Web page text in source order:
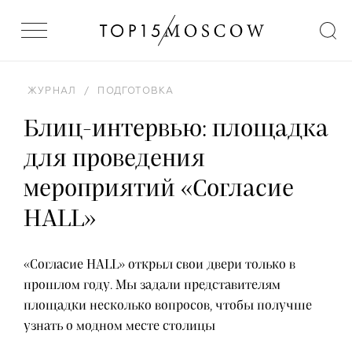
ЖУРНАЛ / ПОДГОТОВКА
Блиц-интервью: площадка
для проведения
мероприятий «Согласие
HALL»
«Согласие HALL» открыл свои двери только в
прошлом году. Мы задали представителям
площадки несколько вопросов, чтобы получше
узнать о модном месте столицы